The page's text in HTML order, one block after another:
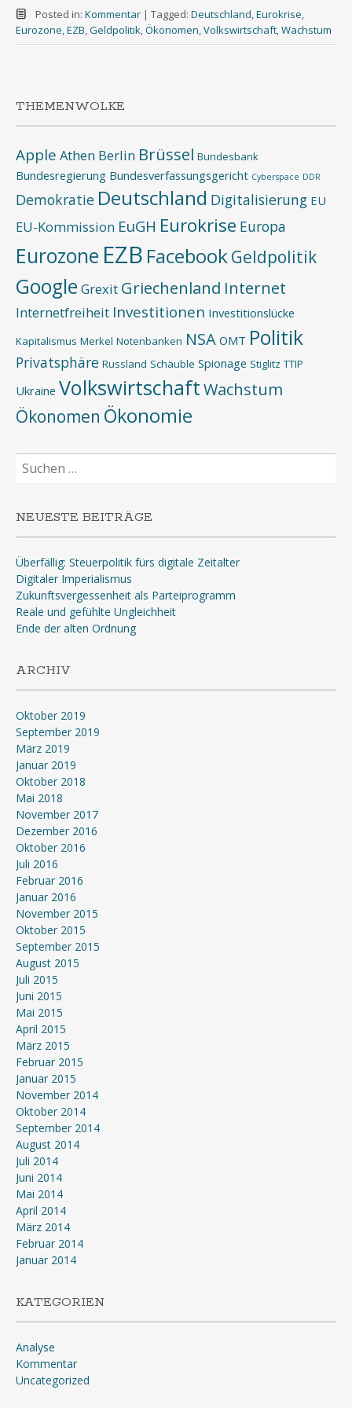
Posted in: Kommentar | Tagged: Deutschland,Eurokrise,
Eurozone,EZB,Geldpolitik,Ökonomen,Volkswirtschaft,Wachstum
THEMENWOLKE
Apple Athen Berlin Brüssel Bundesbank
Bundesregierung Bundesverfassungsgericht Cyberspace DDR
Demokratie Deutschland Digitalisierung EU
EU-Kommission EuGH Eurokrise Europa
Eurozone EZB FacebookGeldpolitik
Google Grexit Griechenland Internet
Internetfreiheit Investitionen Investitionslücke
Kapitalismus Merkel Notenbanken NSA OMT Politik
Privatsphäre Russland Schäuble Spionage Stiglitz TTIP
Ukraine VolkswirtschaftWachstum
Ökonomen Ökonomie
Suchen
nach:
NEUESTE BEITRÄGE
Überfällig: Steuerpolitik fürs digitale Zeitalter
Digitaler Imperialismus
Zukunftsvergessenheit als Parteiprogramm
Reale und gefühlte Ungleichheit
Ende der alten Ordnung
ARCHIV
Oktober 2019
September 2019
März 2019
Januar 2019
Oktober 2018
Mai 2018
November 2017
Dezember 2016
Oktober 2016
Juli 2016
Februar 2016
Januar 2016
November 2015
Oktober 2015
September 2015
August 2015
Juli 2015
Juni 2015
Mai 2015
April 2015
März 2015
Februar 2015
Januar 2015
November 2014
Oktober 2014
September 2014
August 2014
Juli 2014
Juni 2014
Mai 2014
April 2014
März 2014
Februar 2014
Januar 2014
KATEGORIEN
Analyse
Kommentar
Uncategorized